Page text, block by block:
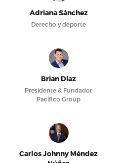
Adriana Sánchez
Derecho y deporte
Brian Díaz
Presidente & Fundador
Pacifico Group
Carlos Johnny Méndez